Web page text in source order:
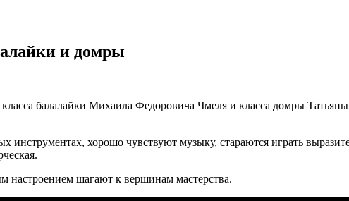
и домры
класса балалайки Михаила Федоровича Чмеля и класса домры
инструментах, хорошо чувствуют музыку, стараются играть
настроением шагают к вершинам мастерства.